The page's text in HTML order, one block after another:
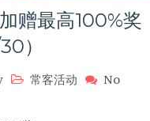
赠最高100%奖
）
常客活动
No